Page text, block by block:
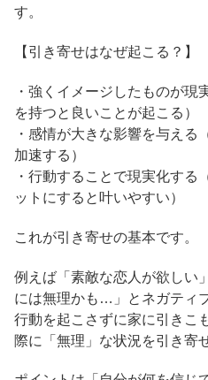
す。
【引き寄せはなぜ起こる？】
・強くイメージしたものが
を持つと良いことが起こる）
・感情が大きな影響を与え
加速する）
・行動することで現実化する
ットにすると叶いやすい）
これが引き寄せの基本です。
例えば「素敵な恋人が欲しい
には無理かも…」とネガティ
行動を起こさずに家に引きこ
際に「無理」な状況を引き寄